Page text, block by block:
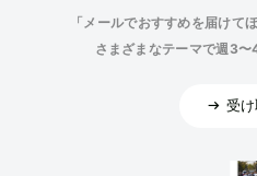
「メールでおすすめを届けて
さまざまなテーマで週3〜
受